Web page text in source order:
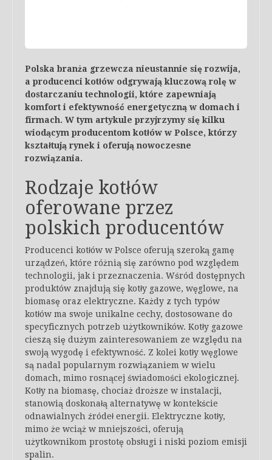
Polska branża grzewcza nieustannie się rozwija,
a producenci kotłów odgrywają kluczową rolę w
dostarczaniu technologii, które zapewniają
komfort i efektywność energetyczną w domach i
firmach. W tym artykule przyjrzymy się kilku
wiodącym producentom kotłów w Polsce, którzy
kształtują rynek i oferują nowoczesne
rozwiązania.
Rodzaje kotłów
oferowane przez
polskich producentów
Producenci kotłów w Polsce oferują szeroką gamę
urządzeń, które różnią się zarówno pod względem
technologii, jak i przeznaczenia. Wśród dostępnych
produktów znajdują się kotły gazowe, węglowe, na
biomasę oraz elektryczne. Każdy z tych typów
kotłów ma swoje unikalne cechy, dostosowane do
specyficznych potrzeb użytkowników. Kotły gazowe
cieszą się dużym zainteresowaniem ze względu na
swoją wygodę i efektywność. Z kolei kotły węglowe
są nadal popularnym rozwiązaniem w wielu
domach, mimo rosnącej świadomości ekologicznej.
Kotły na biomasę, chociaż droższe w instalacji,
stanowią doskonałą alternatywę w kontekście
odnawialnych źródeł energii. Elektryczne kotły,
mimo że wciąż w mniejszości, oferują
użytkownikom prostotę obsługi i niski poziom emisji
spalin.